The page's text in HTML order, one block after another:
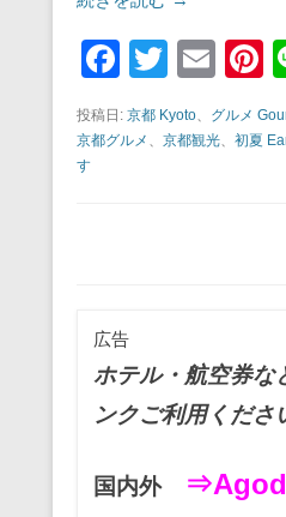
F
a
c
k
T
tt
E
m
ail
投稿日: 京都 Kyoto、 グルメ
京都グルメ 、 京都観光、 初夏
す
広告
ホテル・航空券な
ンクご利用くださ
国内外